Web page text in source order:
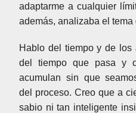
adaptarme a cualquier
además, analizaba el
Hablo del tiempo y de los
del tiempo que pasa y
acumulan sin que
del proceso. Creo que a
sabio ni tan inteligente